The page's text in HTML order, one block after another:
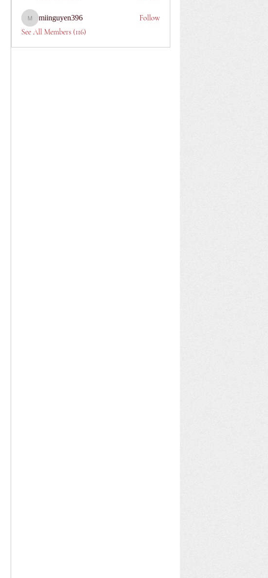
miinguyen396
miinguyen396
Follow
See All Members (116)